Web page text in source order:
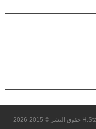
حقوق النشر © 2015-2026 H.Stars (Guangzhou) Refrigerating Equipment